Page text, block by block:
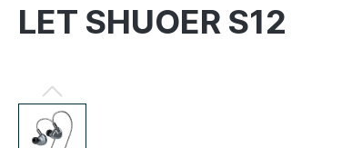
LET SHUOER S12